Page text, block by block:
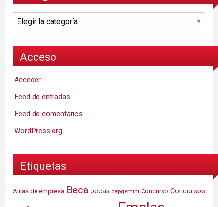
Categorías
Acceso
Acceder
Feed de entradas
Feed de comentarios
WordPress.org
Etiquetas
Aulas de empresa Beca becas capgemini Concurso Concursos